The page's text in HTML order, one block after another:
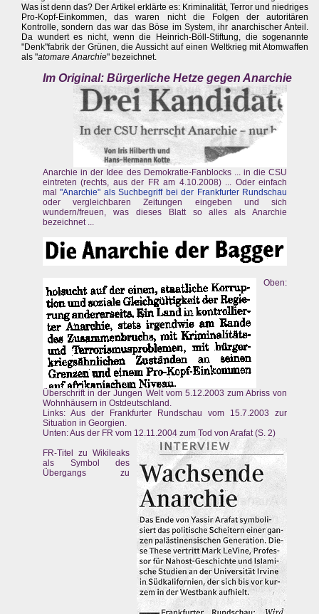
Was ist denn das? Der Artikel erklärte es: Kriminalität, Terror und niedriges
Pro-Kopf-Einkommen, das waren nicht die Folgen der autoritären
Kontrolle, sondern das war das Böse im System, ihr anarchischer Anteil.
Da wundert es nicht, wenn die Heinrich-Böll-Stiftung, die sogenannte
"Denk"fabrik der Grünen, die Aussicht auf einen Weltkrieg mit Atomwaffen
als "atomare Anarchie" bezeichnet.
Im Original: Bürgerliche Hetze gegen Anarchie
Anarchie in der Idee des Demokratie-Fanblocks ... in die CSU
eintreten (rechts, aus der FR am 4.10.2008) ... Oder einfach
mal"Anarchie" als Suchbegriff bei der Frankfurter Rundschau
oder vergleichbaren Zeitungen eingeben und sich
wundern/freuen, was dieses Blatt so alles als Anarchie
bezeichnet ...
Oben:
Überschrift in der Jungen Welt vom 5.12.2003 zum Abriss von
Wohnhäusern in Ostdeutschland.
Links: Aus der Frankfurter Rundschau vom 15.7.2003 zur
Situation in Georgien.
Unten: Aus der FR vom 12.11.2004 zum Tod von Arafat (S. 2)
FR-Titel zu Wikileaks
als Symbol des
Übergangs zu